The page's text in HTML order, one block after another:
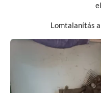
Lomtalanítás